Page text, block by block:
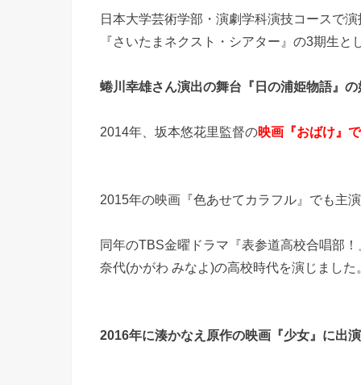
日本大学芸術学部・演劇学科演技コースで
『さいたまネクスト・シアター』の3期生と
蜷川幸雄さん演出の舞台『日の浦姫物語』
2014年、坂本悠花里監督の映画『おばけ』
2015年の映画『色あせてカラフル』でも主
同年のTBS金曜ドラマ『表参道高校合唱部
奈代(かがわ みなよ)の高校時代を演じました
2016年に湊かなえ原作の映画『少女』に出演